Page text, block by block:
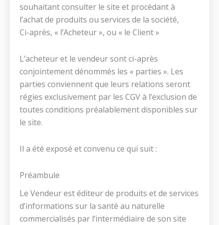
souhaitant consulter le site et procédant à
l’achat de produits ou services de la société,
Ci-après, « l’Acheteur », ou « le Client »
L’acheteur et le vendeur sont ci-après
conjointement dénommés les « parties ». Les
parties conviennent que leurs relations seront
régies exclusivement par les CGV à l’exclusion de
toutes conditions préalablement disponibles sur
le site.
Il a été exposé et convenu ce qui suit :
Préambule
Le Vendeur est éditeur de produits et de services
d’informations sur la santé au naturelle
commercialisés par l’intermédiaire de son site